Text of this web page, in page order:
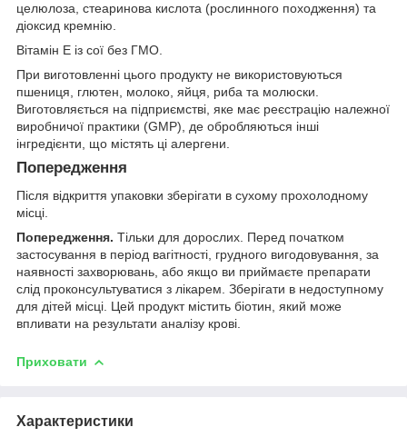
целюлоза, стеаринова кислота (рослинного походження) та
діоксид кремнію.
Вітамін E із сої без ГМО.
При виготовленні цього продукту не використовуються
пшениця, глютен, молоко, яйця, риба та молюски.
Виготовляється на підприємстві, яке має реєстрацію належної
виробничої практики (GMP), де обробляються інші
інгредієнти, що містять ці алергени.
Попередження
Після відкриття упаковки зберігати в сухому прохолодному
місці.
Попередження. Тільки для дорослих. Перед початком
застосування в період вагітності, грудного вигодовування, за
наявності захворювань, або якщо ви приймаєте препарати
слід проконсультуватися з лікарем. Зберігати в недоступному
для дітей місці. Цей продукт містить біотин, який може
впливати на результати аналізу крові.
Приховати
Характеристики